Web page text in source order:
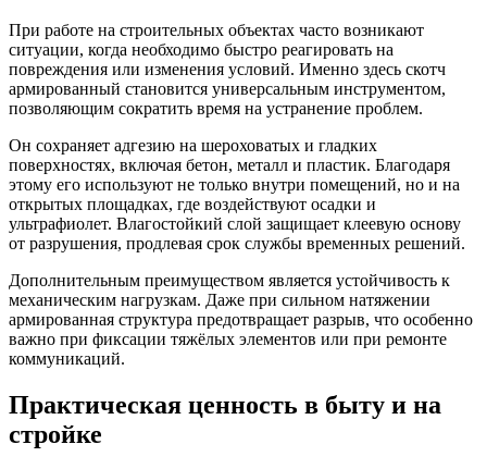
При работе на строительных объектах часто возникают
ситуации, когда необходимо быстро реагировать на
повреждения или изменения условий. Именно здесь скотч
армированный становится универсальным инструментом,
позволяющим сократить время на устранение проблем.
Он сохраняет адгезию на шероховатых и гладких
поверхностях, включая бетон, металл и пластик. Благодаря
этому его используют не только внутри помещений, но и на
открытых площадках, где воздействуют осадки и
ультрафиолет. Влагостойкий слой защищает клеевую основу
от разрушения, продлевая срок службы временных решений.
Дополнительным преимуществом является устойчивость к
механическим нагрузкам. Даже при сильном натяжении
армированная структура предотвращает разрыв, что особенно
важно при фиксации тяжёлых элементов или при ремонте
коммуникаций.
Практическая ценность в быту и на
стройке